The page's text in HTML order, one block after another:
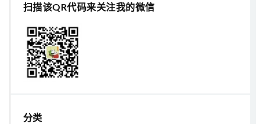
扫描该QR代码来关注我的微信
分类